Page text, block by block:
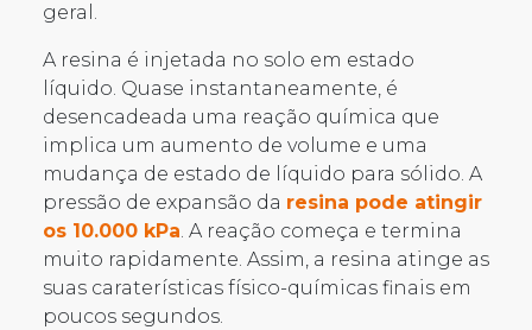
geral.
A resina é injetada no solo em estado
líquido. Quase instantaneamente, é
desencadeada uma reação química que
implica um aumento de volume e uma
mudança de estado de líquido para sólido. A
pressão de expansão da resina pode atingir
os 10.000 kPa. A reação começa e termina
muito rapidamente. Assim, a resina atinge as
suas caraterísticas físico-químicas finais em
poucos segundos.